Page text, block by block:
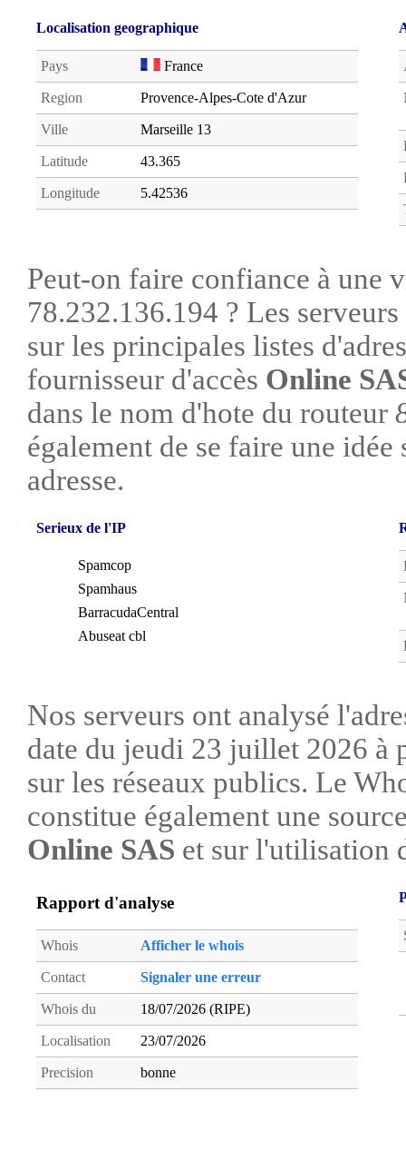
Localisation geographique
Pays France
Region Provence-Alpes-Cote d'Azur
Ville Marseille 13
Latitude 43.365
Longitude 5.42536
Peut-on faire confiance à une
78.232.136.194 ? Les
sur les principales listes
fournisseur d'accès Online
dans le nom d'hote du routeur
également de se faire une
adresse.
Serieux de l'IP
Spamcop
Spamhaus
BarracudaCentral
Abuseat cbl
Nos serveurs ont analysé
date du jeudi 23 juillet 2026 à
sur les réseaux publics. Le
constitue également une
Online SAS et sur l'utilisation
Rapport d'analyse
Whois Afficher le whois
Contact Signaler une erreur
Whois du 18/07/2026 (RIPE)
Localisation 23/07/2026
Precision bonne